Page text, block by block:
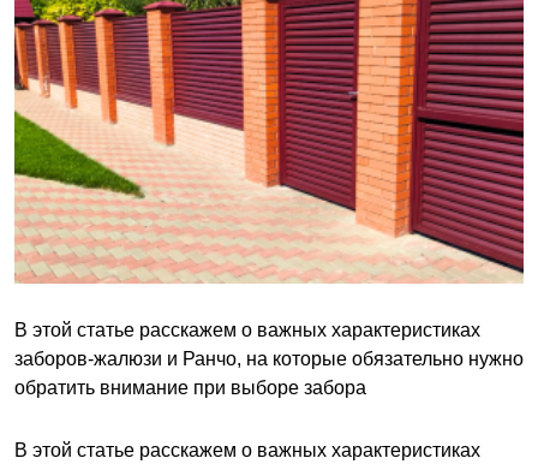
В этой статье расскажем о важных характеристиках
заборов-жалюзи и Ранчо, на которые обязательно нужно
обратить внимание при выборе забора
В этой статье расскажем о важных характеристиках